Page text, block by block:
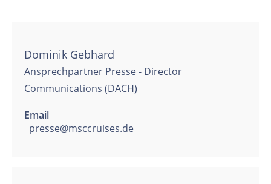
Dominik Gebhard
Ansprechpartner Presse - Director
Communications (DACH)
Email
presse@msccruises.de